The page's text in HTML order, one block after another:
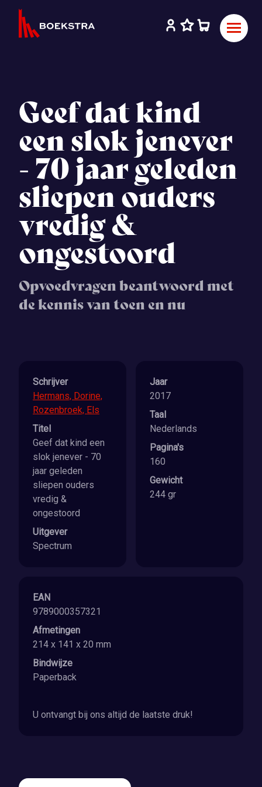
Geef dat kind
een slok jenever
- 70 jaar geleden
sliepen ouders
vredig &
ongestoord
Opvoedvragen beantwoord met
de kennis van toen en nu
Schrijver
Hermans, Dorine,
Rozenbroek, Els
Titel
Geef dat kind een
slok jenever - 70
jaar geleden
sliepen ouders
vredig &
ongestoord
Uitgever
Spectrum
Jaar
2017
Taal
Nederlands
Pagina's
160
Gewicht
244 gr
EAN
9789000357321
Afmetingen
214 x 141 x 20 mm
Bindwijze
Paperback
U ontvangt bij ons altijd de laatste druk!